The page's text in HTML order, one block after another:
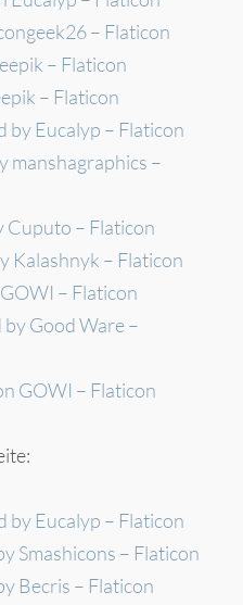
– Flaticon
– Flaticon
– Flaticon
by Eucalyp – Flaticon
manshagraphics –
Cuputo – Flaticon
Kalashnyk – Flaticon
– Flaticon
Good Ware –
GOWI – Flaticon
by Eucalyp – Flaticon
Smashicons – Flaticon
Becris – Flaticon